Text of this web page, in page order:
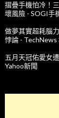
摺疊手機怕冷！
壞風險 - SOGI手
做夢其實超耗腦
悖論 - TechNews
五月天冠佑愛女
Yahoo新聞